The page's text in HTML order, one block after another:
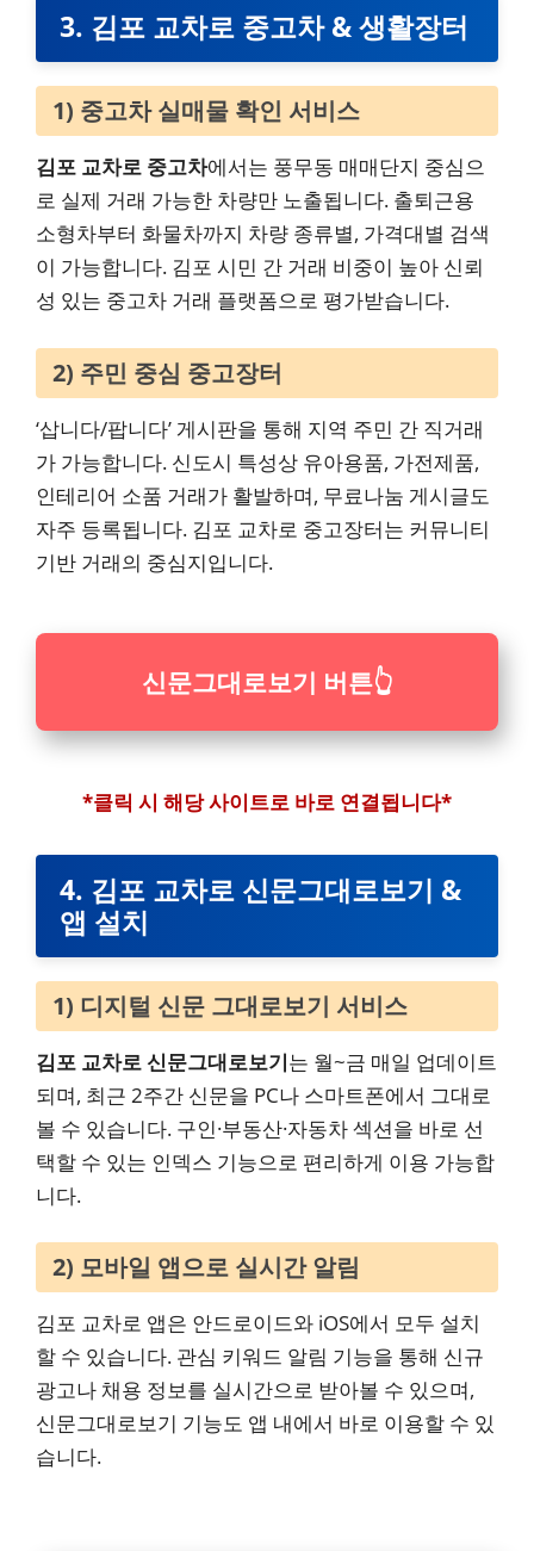
3. 김포 교차로 중고차 & 생활장터
1) 중고차 실매물 확인 서비스
김포 교차로 중고차에서는 풍무동 매매단지 중심으
로 실제 거래 가능한 차량만 노출됩니다. 출퇴근용
소형차부터 화물차까지 차량 종류별, 가격대별 검색
이 가능합니다. 김포 시민 간 거래 비중이 높아 신뢰
성 있는 중고차 거래 플랫폼으로 평가받습니다.
2) 주민 중심 중고장터
‘삽니다/팝니다’ 게시판을 통해 지역 주민 간 직거래
가 가능합니다. 신도시 특성상 유아용품, 가전제품,
인테리어 소품 거래가 활발하며, 무료나눔 게시글도
자주 등록됩니다. 김포 교차로 중고장터는 커뮤니티
기반 거래의 중심지입니다.
신문그대로보기 버튼👆
*클릭 시 해당 사이트로 바로 연결됩니다*
4. 김포 교차로 신문그대로보기 &
앱 설치
1) 디지털 신문 그대로보기 서비스
김포 교차로 신문그대로보기는 월~금 매일 업데이트
되며, 최근 2주간 신문을 PC나 스마트폰에서 그대로
볼 수 있습니다. 구인·부동산·자동차 섹션을 바로 선
택할 수 있는 인덱스 기능으로 편리하게 이용 가능합
니다.
2) 모바일 앱으로 실시간 알림
김포 교차로 앱은 안드로이드와 iOS에서 모두 설치
할 수 있습니다. 관심 키워드 알림 기능을 통해 신규
광고나 채용 정보를 실시간으로 받아볼 수 있으며,
신문그대로보기 기능도 앱 내에서 바로 이용할 수 있
습니다.